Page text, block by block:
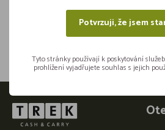
Sdílejte na sítíchPotvrzuji, že jsem
Tyto stránky používají k poskytování
prohlížení vyjadřujete souhlas s jejich